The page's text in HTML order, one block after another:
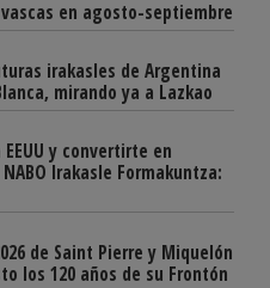
en agosto-septiembre
irakasles de Argentina
mirando ya a Lazkao
y convertirte en
Irakasle Formakuntza:
de Saint Pierre y Miquelón
los 120 años de su Frontón